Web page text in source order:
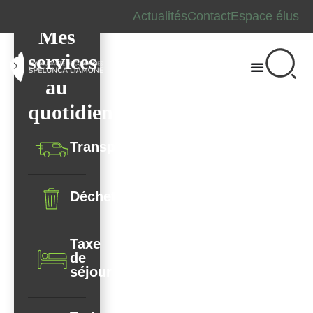
ActualitésContactEspace élus
Mes
services
au
quotidien
Transport
Déchets
Taxe
de
séjour